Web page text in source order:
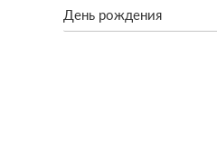
День рождения